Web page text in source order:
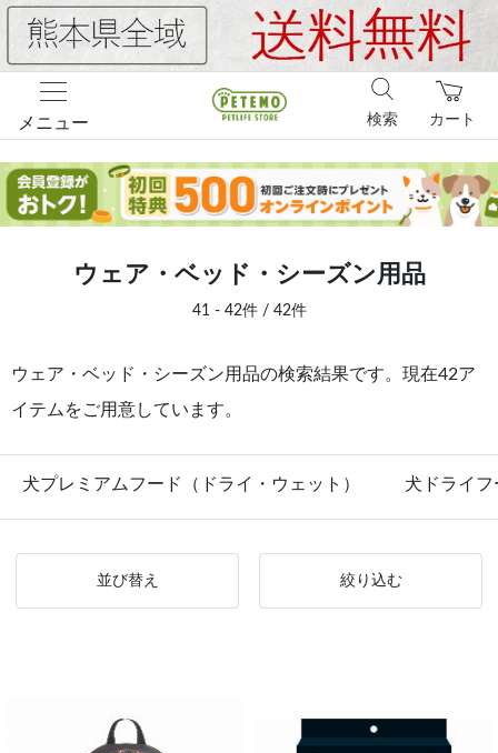
メニュー カート
検索
ウェア・ベッド・シーズン用品
41 - 42件 / 42件
ウェア・ベッド・シーズン用品の検索結果です。現在42ア
イテムをご用意しています。
犬プレミアムフード（ドライ・ウェット） 犬ドライフ
並び替え 絞り込む